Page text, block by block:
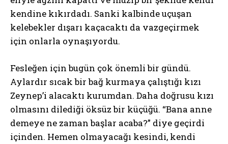
kendine kıkırdadı. Sanki kalbinde uçuşan
kelebekler dışarı kaçacaktı da vazgeçirmek
için onlarla oynaşıyordu.
Fesleğen için bugün çok önemli bir gündü.
Aylardır sıcak bir bağ kurmaya çalıştığı kızı
Zeynep’i alacaktı kurumdan. Daha doğrusu kızı
olmasını dilediği öksüz bir küçüğü. “Bana anne
demeye ne zaman başlar acaba?” diye geçirdi
içinden. Hemen olmayacağı kesindi, kendi